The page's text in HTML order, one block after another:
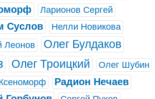
Ларионов Сергей
Суслов
Нелли Новикова
Леонов
Олег Булдаков
Олег Троицкий
Олег Шубин
Радион Нечаев